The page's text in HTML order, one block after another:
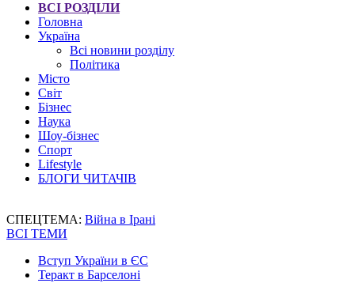
ВСІ РОЗДІЛИ
Головна
Україна
Всі новини розділу
Політика
Місто
Світ
Бізнес
Наука
Шоу-бізнес
Спорт
Lifestyle
БЛОГИ ЧИТАЧІВ
СПЕЦТЕМА: Війна в Ірані
ВСІ ТЕМИ
Вступ України в ЄС
Теракт в Барселоні